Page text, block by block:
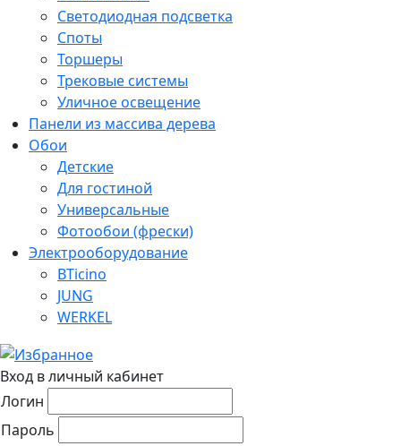
Светодиодная подсветка
Споты
Торшеры
Трековые системы
Уличное освещение
Панели из массива дерева
Обои
Детские
Для гостиной
Универсальные
Фотообои (фрески)
Электрооборудование
BTicino
JUNG
WERKEL
Вход в личный кабинет
Логин
Пароль